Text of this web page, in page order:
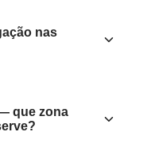
nas
que zona